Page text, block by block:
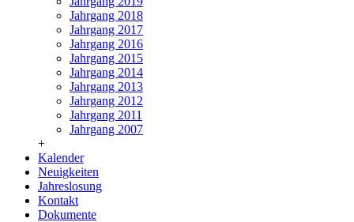
Jahrgang 2018
Jahrgang 2017
Jahrgang 2016
Jahrgang 2015
Jahrgang 2014
Jahrgang 2013
Jahrgang 2012
Jahrgang 2011
Jahrgang 2007
+
Kalender
Neuigkeiten
Jahreslosung
Kontakt
Dokumente